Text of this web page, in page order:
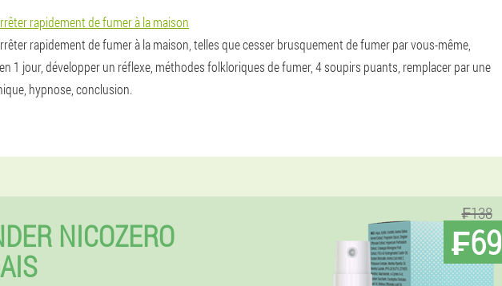
rapidement de fumer à la maison
rapidement de fumer à la maison, telles que cesser brusquement de fumer par vous-même,
1 jour, développer un réflexe, méthodes folkloriques de fumer, 4 soupirs puants, remplacer par une
hypnose, conclusion.
NICOZERO
₣138
₣69